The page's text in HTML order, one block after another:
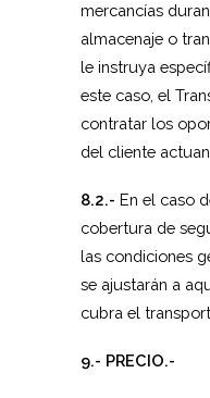
mercancías
almacenaje o
le instruya
este caso, el
contratar los
del cliente
8.2.- En el caso
cobertura de
las condiciones
se ajustarán a
cubra el
9.- PRECIO.-